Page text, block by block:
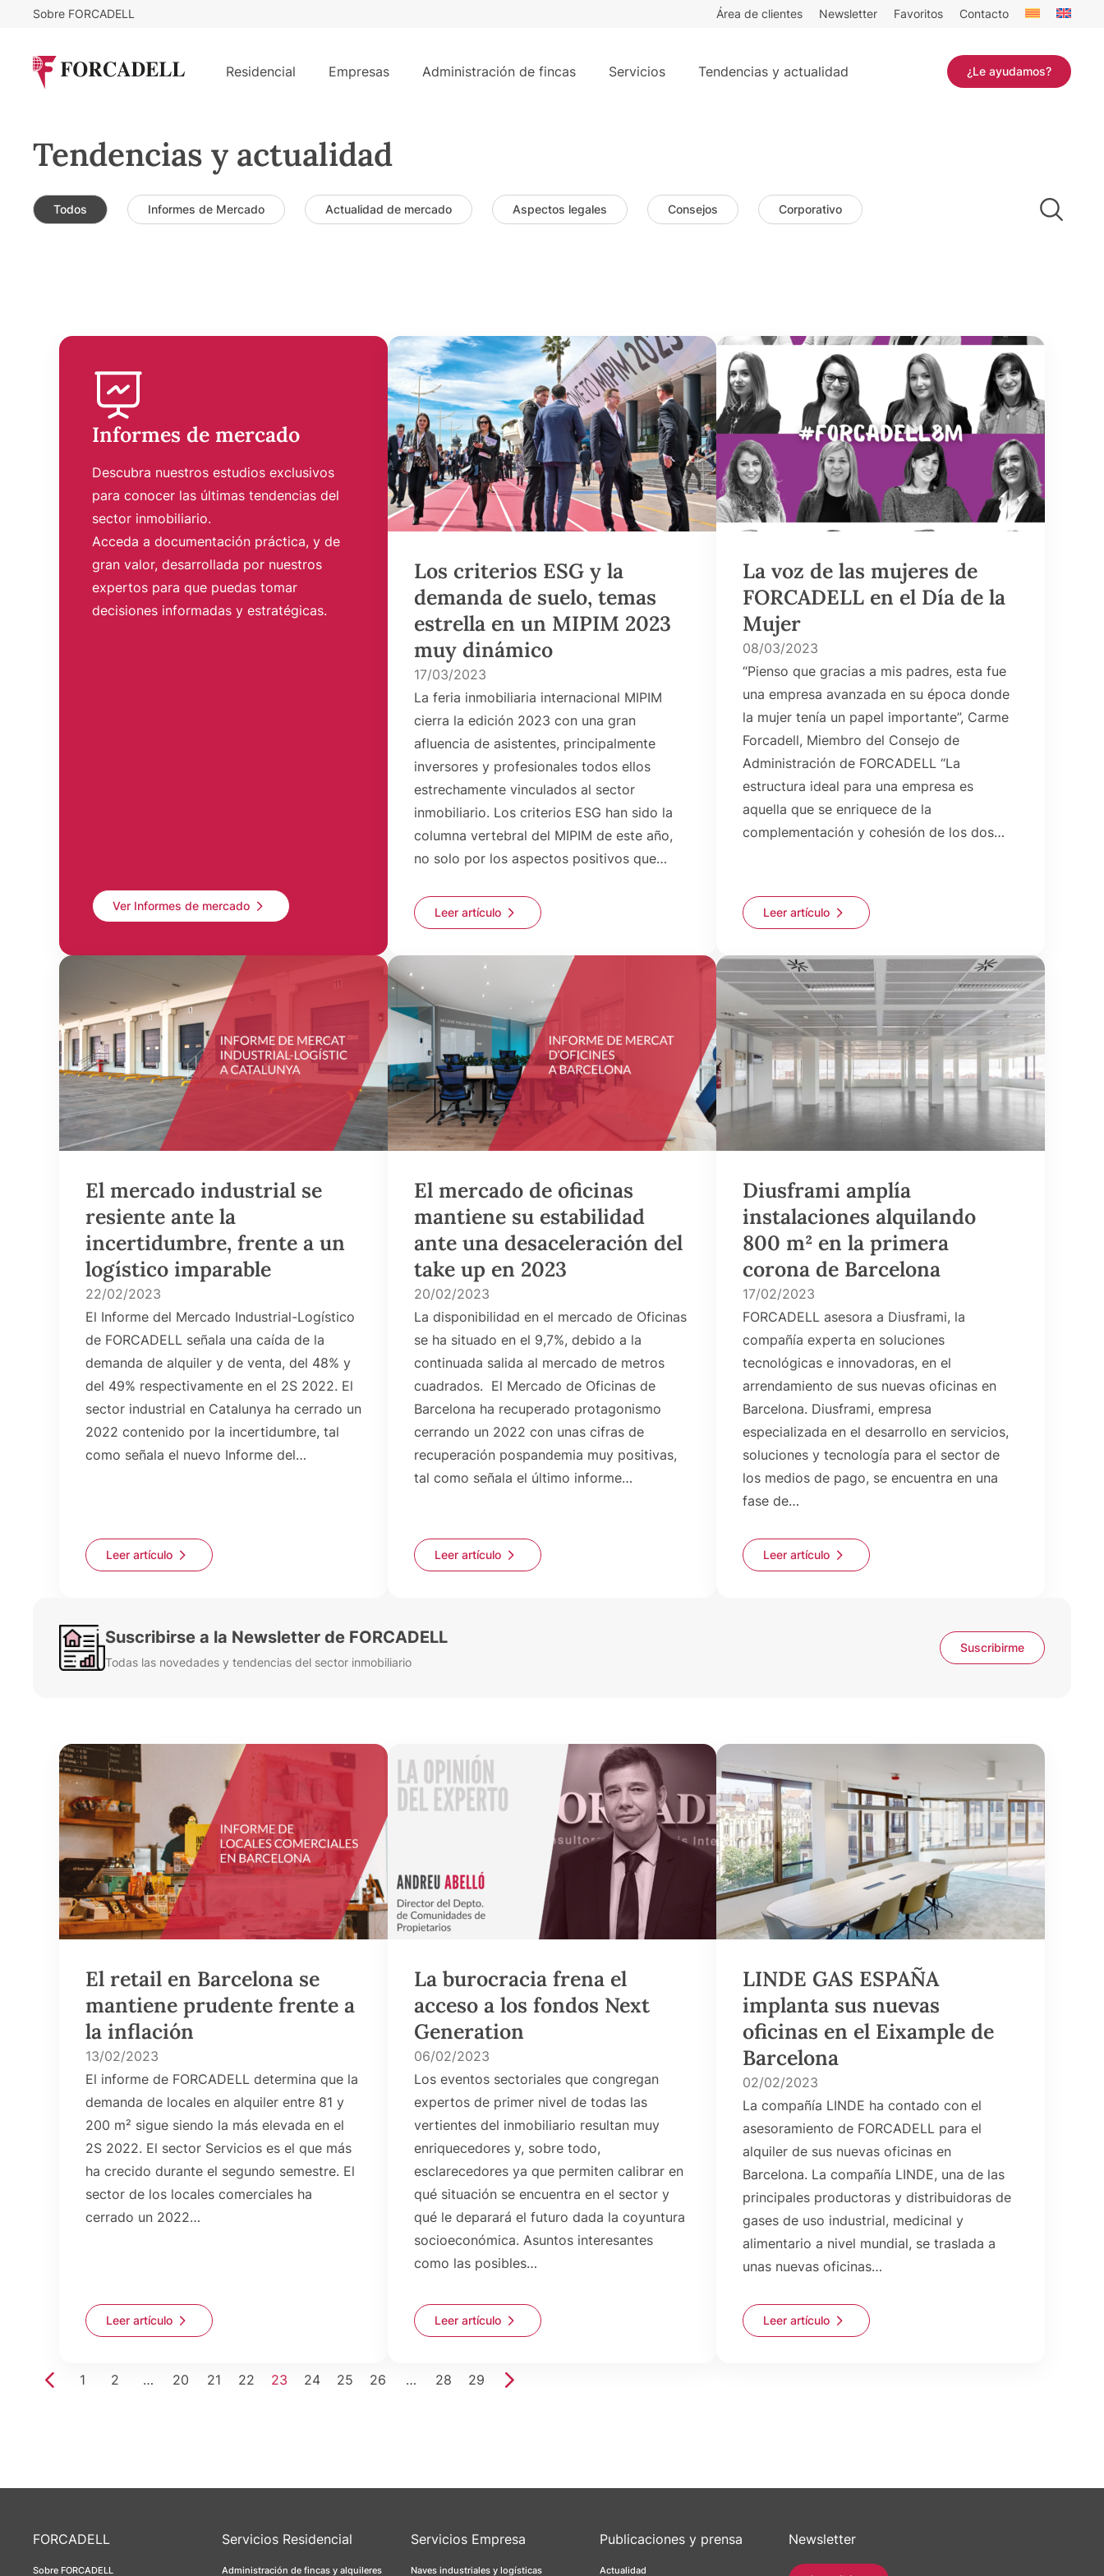
Sobre FORCADELL Área de clientes Newsletter Favoritos Contacto
Residencial Empresas Administración de fincas Servicios Tendencias y actualidad ¿Le ayudamos?
Tendencias y actualidad
Todos Informes de Mercado Actualidad de mercado Aspectos legales Consejos Corporativo
Informes de mercado
Descubra nuestros estudios exclusivos
para conocer las últimas tendencias del
sector inmobiliario.
Acceda a documentación práctica, y de
gran valor, desarrollada por nuestros
expertos para que puedas tomar
decisiones informadas y estratégicas.
Ver Informes de mercado
Los criterios ESG y la
demanda de suelo, temas
estrella en un MIPIM 2023
muy dinámico
17/03/2023
La feria inmobiliaria internacional MIPIM
cierra la edición 2023 con una gran
afluencia de asistentes, principalmente
inversores y profesionales todos ellos
estrechamente vinculados al sector
inmobiliario. Los criterios ESG han sido la
columna vertebral del MIPIM de este año,
no solo por los aspectos positivos que…
Leer artículo
La voz de las mujeres de
FORCADELL en el Día de la
Mujer
08/03/2023
“Pienso que gracias a mis padres, esta fue
una empresa avanzada en su época donde
la mujer tenía un papel importante”, Carme
Forcadell, Miembro del Consejo de
Administración de FORCADELL “La
estructura ideal para una empresa es
aquella que se enriquece de la
complementación y cohesión de los dos…
Leer artículo
El mercado industrial se
resiente ante la
incertidumbre, frente a un
logístico imparable
22/02/2023
El Informe del Mercado Industrial-Logístico
de FORCADELL señala una caída de la
demanda de alquiler y de venta, del 48% y
del 49% respectivamente en el 2S 2022. El
sector industrial en Catalunya ha cerrado un
2022 contenido por la incertidumbre, tal
como señala el nuevo Informe del…
Leer artículo
El mercado de oficinas
mantiene su estabilidad
ante una desaceleración del
take up en 2023
20/02/2023
La disponibilidad en el mercado de Oficinas
se ha situado en el 9,7%, debido a la
continuada salida al mercado de metros
cuadrados. El Mercado de Oficinas de
Barcelona ha recuperado protagonismo
cerrando un 2022 con unas cifras de
recuperación pospandemia muy positivas,
tal como señala el último informe…
Leer artículo
Diusframi amplía
instalaciones alquilando
800 m² en la primera
corona de Barcelona
17/02/2023
FORCADELL asesora a Diusframi, la
compañía experta en soluciones
tecnológicas e innovadoras, en el
arrendamiento de sus nuevas oficinas en
Barcelona. Diusframi, empresa
especializada en el desarrollo en servicios,
soluciones y tecnología para el sector de
los medios de pago, se encuentra en una
fase de…
Leer artículo
Suscribirse a la Newsletter de FORCADELL
Todas las novedades y tendencias del sector inmobiliario
Suscribirme
El retail en Barcelona se
mantiene prudente frente a
la inflación
13/02/2023
El informe de FORCADELL determina que la
demanda de locales en alquiler entre 81 y
200 m² sigue siendo la más elevada en el
2S 2022. El sector Servicios es el que más
ha crecido durante el segundo semestre. El
sector de los locales comerciales ha
cerrado un 2022…
Leer artículo
La burocracia frena el
acceso a los fondos Next
Generation
06/02/2023
Los eventos sectoriales que congregan
expertos de primer nivel de todas las
vertientes del inmobiliario resultan muy
enriquecedores y, sobre todo,
esclarecedores ya que permiten calibrar en
qué situación se encuentra en el sector y
qué le deparará el futuro dada la coyuntura
socioeconómica. Asuntos interesantes
como las posibles…
Leer artículo
LINDE GAS ESPAÑA
implanta sus nuevas
oficinas en el Eixample de
Barcelona
02/02/2023
La compañía LINDE ha contado con el
asesoramiento de FORCADELL para el
alquiler de sus nuevas oficinas en
Barcelona. La compañía LINDE, una de las
principales productoras y distribuidoras de
gases de uso industrial, medicinal y
alimentario a nivel mundial, se traslada a
unas nuevas oficinas…
Leer artículo
1 2 … 20 21 22 23 24 25 26 … 28 29
FORCADELL
Sobre FORCADELL
Servicios Residencial
Administración de fincas y alquileres
Servicios Empresa
Naves industriales y logísticas
Publicaciones y prensa
Actualidad
Newsletter